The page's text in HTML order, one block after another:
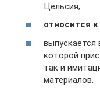
Цельсия;
относится
выпускается
которой
так и
материалов.